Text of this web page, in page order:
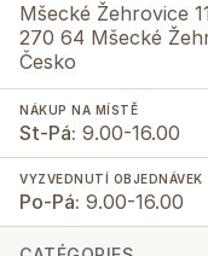
Mšecké Žehrovice
270 64 Mšecké
Česko
NÁKUP NA MÍSTĚ
St-Pá: 9.00-16.00
VYZVEDNUTÍ OBJEDNÁVEK
Po-Pá: 9.00-16.00